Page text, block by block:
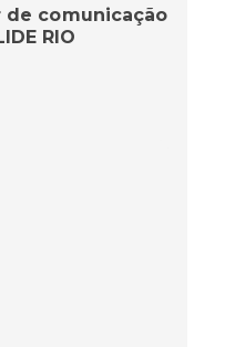
de comunicação
RIO